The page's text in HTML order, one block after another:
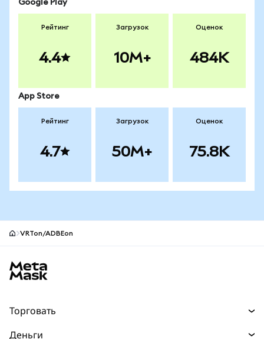
Google Play
Рейтинг
4.4
Загрузок
10M+
Оценок
484K
App Store
Рейтинг
4.7
Загрузок
50M+
Оценок
75.8K
VRTon/ADBEon
Торговать
Деньги